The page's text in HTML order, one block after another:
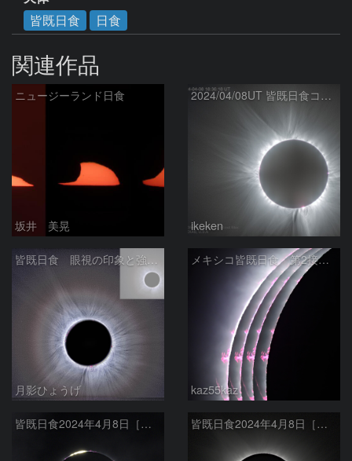
皆既日食
日食
関連作品
ニュージーランド日食
坂井 美晃
2024/04/08UT 皆既日食コロナ(HDR, R-USM)
ikeken
皆既日食 眼視の印象と強調 2024/04/09
月影ひょうげ
メキシコ皆既日食 第2接触時
kaz55kaz
皆既日食2024年4月8日［第２接触時のダイヤモンドリング］ 皆既日食2024年4月8日［内部コロナとプロミネンス］